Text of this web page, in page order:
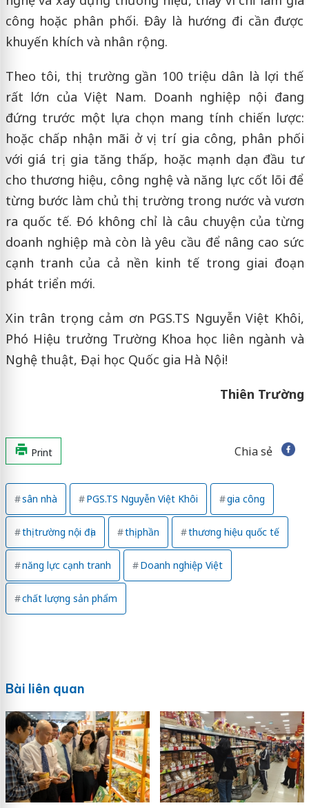
công hoặc phân phối. Đây là hướng đi cần được
khuyến khích và nhân rộng.
Theo tôi, thị trường gần 100 triệu dân là lợi thế
rất lớn của Việt Nam. Doanh nghiệp nội đang
đứng trước một lựa chọn mang tính chiến lược:
hoặc chấp nhận mãi ở vị trí gia công, phân phối
với giá trị gia tăng thấp, hoặc mạnh dạn đầu tư
cho thương hiệu, công nghệ và năng lực cốt lõi để
từng bước làm chủ thị trường trong nước và vươn
ra quốc tế. Đó không chỉ là câu chuyện của từng
doanh nghiệp mà còn là yêu cầu để nâng cao sức
cạnh tranh của cả nền kinh tế trong giai đoạn
phát triển mới.
Xin trân trọng cảm ơn PGS.TS Nguyễn Việt Khôi,
Phó Hiệu trưởng Trường Khoa học liên ngành và
Nghệ thuật, Đại học Quốc gia Hà Nội!
Thiên Trường
Print Chia sẻ
sân nhà PGS.TS Nguyễn Việt Khôi gia công
thị trường nội địa thị phần thương hiệu quốc tế
năng lực cạnh tranh Doanh nghiệp Việt
chất lượng sản phẩm
Bài liên quan